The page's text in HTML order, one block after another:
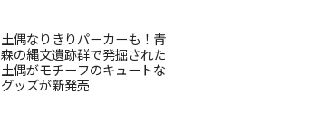
土偶なりきりパーカーも！青
森の縄文遺跡群で発掘された
土偶がモチーフのキュートな
グッズが新発売